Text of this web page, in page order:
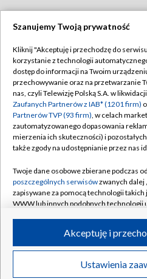
Transmisje
Sklep
Biuro
Oferta
Telegazeta
Rada
Ogłoszenia
Akademia
Informacje
Polityka
Moje
Biuro
©2026 Telewizja Polska
Szanujemy Twoją prywatność
Kliknij "Akceptuję i przechodzę do
korzystanie z technologii
dostęp do informacji na Twoim
przechowywanie oraz na przetwarzanie
nas, czyli Telewizję Polską S.A. w
Zaufanych Partnerów z IAB* (1201 firm)
Partnerów TVP (93 firm), w celach
zautomatyzowanego dopasowania
mierzenia ich skuteczności) i
także zgody na udostępnianie przez nas
Twoje dane osobowe zbierane podczas
poszczególnych serwisówzwanych dalej
zapisywane za pomocą technologii
WWW lub innych podobnych technologii
ruchu w Internecie.
Twoje dane osobowe zbierane podczas
poszczególnych serwisówna Portalu,
Ustawienia
Akceptuję i